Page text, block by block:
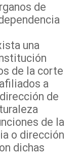
de
una
de la corte
a
de
de la
o dirección
dichas